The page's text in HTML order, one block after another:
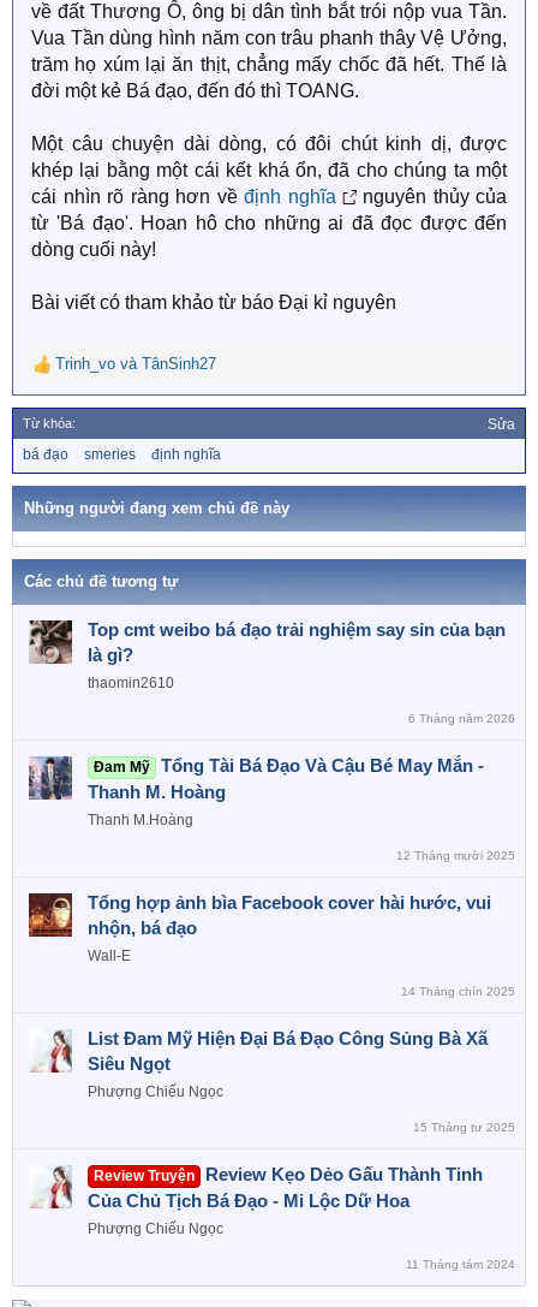
về đất Thương Ô, ông bị dân tình bắt trói nộp vua Tần.
Vua Tần dùng hình năm con trâu phanh thây Vệ Ưởng,
trăm họ xúm lại ăn thịt, chẳng mấy chốc đã hết. Thế là
đời một kẻ Bá đạo, đến đó thì TOANG.
Một câu chuyện dài dòng, có đôi chút kinh dị, được
khép lại bằng một cái kết khá ổn, đã cho chúng ta một
cái nhìn rõ ràng hơn về định nghĩa
nguyên thủy của
từ 'Bá đạo'. Hoan hô cho những ai đã đọc được đến
dòng cuối này!
Bài viết có tham khảo từ báo Đại kỉ nguyên
R
e
a
c
t
o
s
Trinh_vo và TânSinh27
Từ khóa: Sửa
ừ
k
bá đạo smeries định nghĩa
Những người đang xem chủ đề này
Các chủ đề tương tự
Top cmt weibo bá đạo trải nghiệm say sỉn của bạn
là gì?
thaomin2610
6 Tháng năm 2026
Đam Mỹ
Tổng Tài Bá Đạo Và Cậu Bé May Mắn -
Thanh M. Hoàng
Thanh M.Hoàng
12 Tháng mười 2025
Tổng hợp ảnh bìa Facebook cover hài hước, vui
nhộn, bá đạo
Wall-E
14 Tháng chín 2025
List Đam Mỹ Hiện Đại Bá Đạo Công Sủng Bà Xã
Siêu Ngọt
Phượng Chiếu Ngọc
15 Tháng tư 2025
Review Truyện
Review Kẹo Dẻo Gấu Thành Tinh
Của Chủ Tịch Bá Đạo - Mi Lộc Dữ Hoa
Phượng Chiếu Ngọc
11 Tháng tám 2024